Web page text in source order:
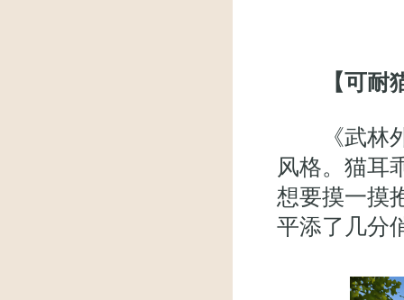
【可耐
《武林外
风格。猫耳
想要摸一摸
平添了几分